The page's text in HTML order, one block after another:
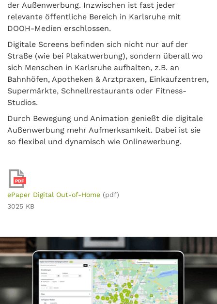
der Außenwerbung. Inzwischen ist fast jeder
relevante öffentliche Bereich in Karlsruhe mit
DOOH-Medien erschlossen.
Digitale Screens befinden sich nicht nur auf der
Straße (wie bei Plakatwerbung), sondern überall wo
sich Menschen in Karlsruhe aufhalten, z.B. an
Bahnhöfen, Apotheken & Arztpraxen, Einkaufzentren,
Supermärkte, Schnellrestaurants oder Fitness-
Studios.
Durch Bewegung und Animation genießt die digitale
Außenwerbung mehr Aufmerksamkeit. Dabei ist sie
so flexibel und dynamisch wie Onlinewerbung.
PDF
ePaper Digital Out-of-Home (pdf)
3025 KB